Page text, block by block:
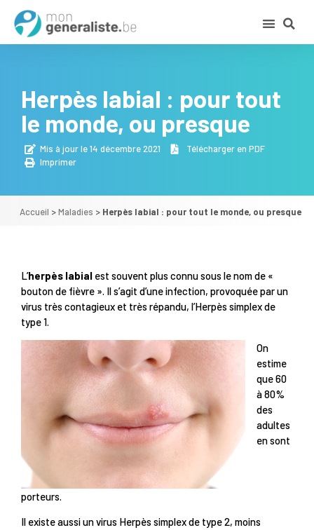
Herpès labial : pour tout
le monde, ou presque
Mis à jour le 14 décembre 2021
Télécharger en PDF
Imprimer
Accueil >Maladies > Herpès labial : pour tout le monde, ou presque
L’herpès labial est souvent plus connu sous le nom de «
bouton de fièvre ». Il s’agit d’une infection, provoquée par un
virus très contagieux et très répandu, l’Herpès simplex de
type 1.
On
estime
que 60
à 80%
des
adultes
en sont
porteurs.
Il existe aussi un virus Herpès simplex de type 2, moins